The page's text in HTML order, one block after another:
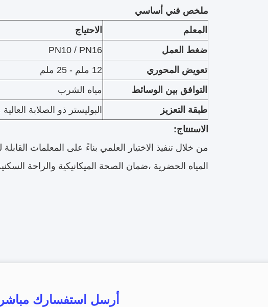
ملخص فني أساسي
المعلم
الاحتياج
ضغط العمل
PN10 / PN16
تعويض المحوري
12 ملم - 25 ملم
التوافق بين الوسائط
مياه الشرب
طبقة التعزيز
البوليستر ذو الصلابة
الاستنتاج:
من خلال تنفيذ الاختيار العلمي بناءً على المعلمات
المياه الحضرية ،ضمان الصحة الميكانيكية والراحة
أرسل استفسارك مباشرة